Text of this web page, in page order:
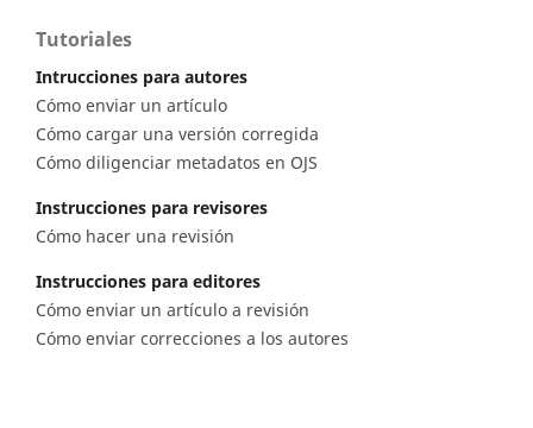
Tutoriales
Intrucciones para autores
Cómo enviar un artículo
Cómo cargar una versión corregida
Cómo diligenciar metadatos en OJS
Instrucciones para revisores
Cómo hacer una revisión
Instrucciones para editores
Cómo enviar un artículo a revisión
Cómo enviar correcciones a los autores